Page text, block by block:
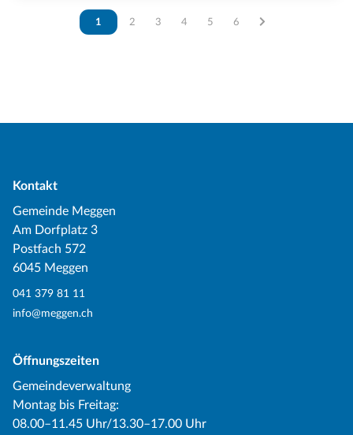
Vous êtes sur la page
1 Vous êtes sur la page
2 Vous êtes sur la page
3 Vous êtes sur la page
4 Vous êtes sur la page
5 Vous êtes sur la page
6
Kontakt
Gemeinde Meggen
Am Dorfplatz 3
Postfach 572
6045 Meggen
041 379 81 11
info@meggen.ch
Öffnungszeiten
Gemeindeverwaltung
Montag bis Freitag:
08.00–11.45 Uhr/13.30–17.00 Uhr